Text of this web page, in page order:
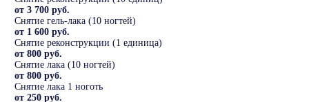
от 3 700 руб.
Снятие гель-лака (10 ногтей)
от 1 600 руб.
Снятие реконструкции (1 единица)
от 800 руб.
Снятие лака (10 ногтей)
от 800 руб.
Снятие лака 1 ноготь
от 250 руб.